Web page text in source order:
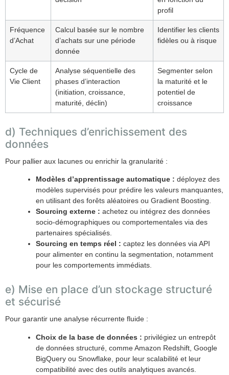
profil
Fréquence
d’Achat
Calcul basée sur le nombre
d’achats sur une période
donnée
Identifier les clients
fidèles ou à risque
Cycle de
Vie Client
Analyse séquentielle des
phases d’interaction
(initiation, croissance,
maturité, déclin)
Segmenter selon
la maturité et le
potentiel de
croissance
d) Techniques d’enrichissement des
données
Pour pallier aux lacunes ou enrichir la granularité :
Modèles d’apprentissage automatique : déployez des
modèles supervisés pour prédire les valeurs manquantes,
en utilisant des forêts aléatoires ou Gradient Boosting.
Sourcing externe : achetez ou intégrez des données
socio-démographiques ou comportementales via des
partenaires spécialisés.
Sourcing en temps réel : captez les données via API
pour alimenter en continu la segmentation, notamment
pour les comportements immédiats.
e) Mise en place d’un stockage structuré
et sécurisé
Pour garantir une analyse récurrente fluide :
Choix de la base de données : privilégiez un entrepôt
de données structuré, comme Amazon Redshift, Google
BigQuery ou Snowflake, pour leur scalabilité et leur
compatibilité avec des outils analytiques avancés.